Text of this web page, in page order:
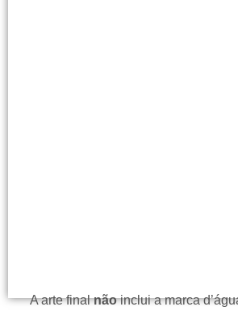
A arte finalnãoinclui a marca